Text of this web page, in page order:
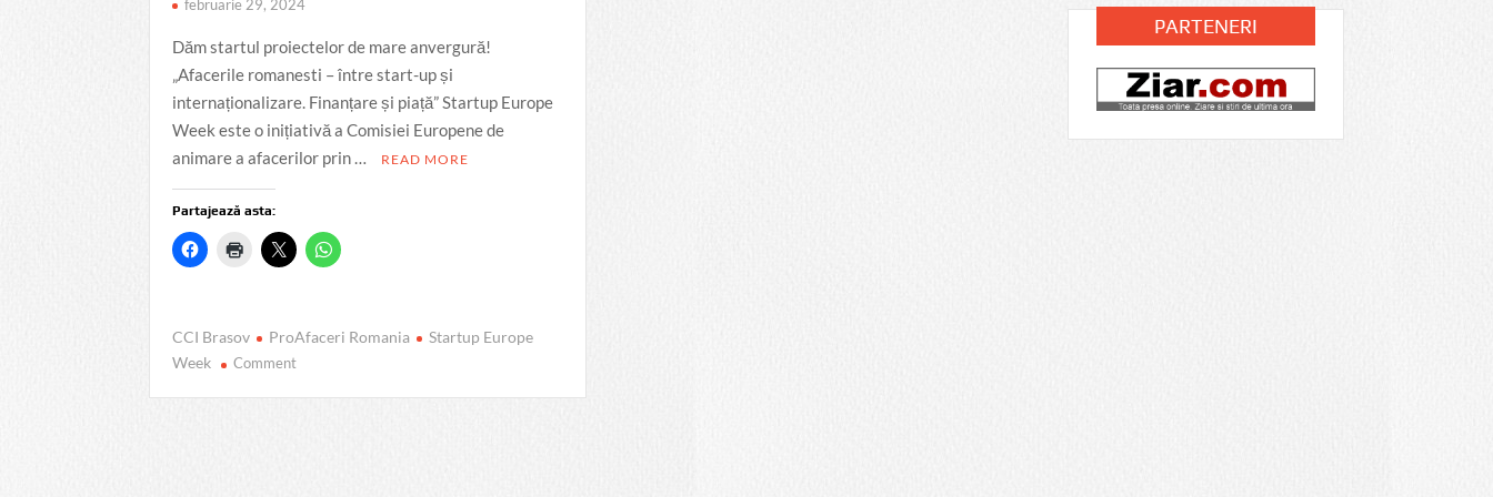
februarie 29, 2024
Dăm startul proiectelor de mare anvergură!
„Afacerile romanesti – între start-up și
internaționalizare. Finanțare și piață” Startup Europe
Week este o inițiativă a Comisiei Europene de
animare a afacerilor prin …
READ MORE
Partajează asta:
CCI Brasov ProAfaceri Romania
Startup Europe
Week
Commenton
PARTENERI